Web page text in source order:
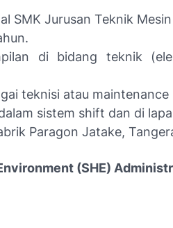
SMK Jurusan Teknik
di bidang teknik
teknisi atau maintenance
sistem shift dan di
Paragon Jatake,
(SHE)